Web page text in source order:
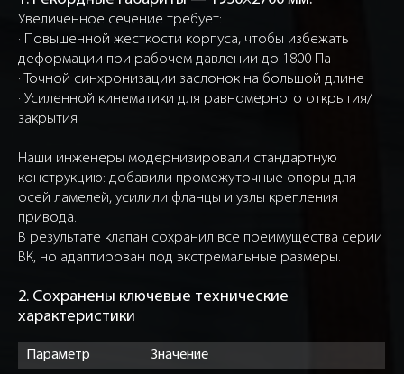
Увеличенное сечение требует:
· Повышенной жесткости корпуса, чтобы избежать
деформации при рабочем давлении до 1800 Па
· Точной синхронизации заслонок на большой длине
· Усиленной кинематики для равномерного открытия/
закрытия
Наши инженеры модернизировали стандартную
конструкцию: добавили промежуточные опоры для
осей ламелей, усилили фланцы и узлы крепления
привода.
В результате клапан сохранил все преимущества серии
ВК, но адаптирован под экстремальные размеры.
2. Сохранены ключевые технические
характеристики
Параметр
Значение